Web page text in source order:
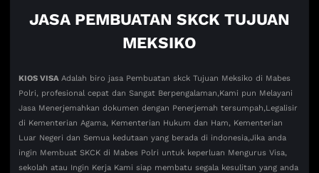
JASA PEMBUATAN SKCK TUJUAN
MEKSIKO
KIOS VISA Adalah biro jasa Pembuatan skck Tujuan Meksiko di Mabes
Polri, profesional cepat dan Sangat Berpengalaman,Kami pun Melayani
Jasa Menerjemahkan dokumen dengan Penerjemah tersumpah,Legalisir
di Kementerian Agama, Kementerian Hukum dan Ham, Kementerian
Luar Negeri dan Semua kedutaan yang berada di indonesia,Jika anda
ingin Membuat SKCK di Mabes Polri untuk keperluan Mengurus Visa,
sekolah atau Ingin Kerja Kami siap membatu segala kesulitan yang anda